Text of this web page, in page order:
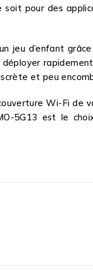
soit pour des
jeu d’enfant
et peu
Wi-Fi de
5G13 est le